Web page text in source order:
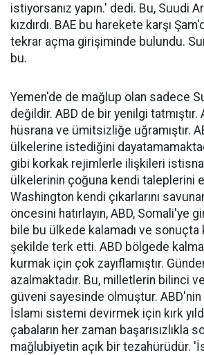
istiyorsanız yapın.' dedi. Bu, Suudi
kızdırdı. BAE bu harekete karşı
tekrar açma girişiminde bulundu.
bu.
Yemen'de de mağlup olan sadece
değildir. ABD de bir yenilgi tatmıştır.
hüsrana ve ümitsizliğe uğramıştır.
ülkelerine istediğini
gibi korkak rejimlerle ilişkileri
ülkelerinin çoğuna kendi taleplerini
Washington kendi çıkarlarını
öncesini hatırlayın, ABD, Somali'ye
bile bu ülkede kalamadı ve
şekilde terk etti. ABD bölgede
kurmak için çok zayıflamıştır.
azalmaktadır. Bu, milletlerin bilinci
güveni sayesinde olmuştur. ABD'nin
İslami sistemi devirmek için kırk
çabaların her zaman başarısızlıkla
mağlubiyetin açık bir tezahürüdür.